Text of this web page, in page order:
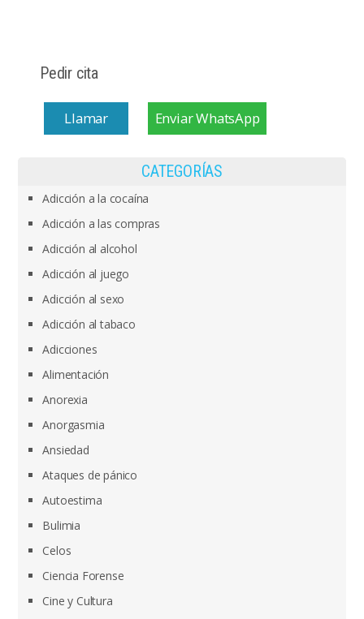
Pedir cita
Llamar Enviar WhatsApp
CATEGORÍAS
Adicción a la cocaína
Adicción a las compras
Adicción al alcohol
Adicción al juego
Adicción al sexo
Adicción al tabaco
Adicciones
Alimentación
Anorexia
Anorgasmia
Ansiedad
Ataques de pánico
Autoestima
Bulimia
Celos
Ciencia Forense
Cine y Cultura